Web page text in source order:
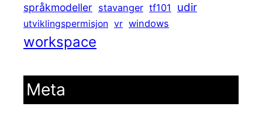
språkmodeller stavanger tf101 udir
utviklingspermisjon vr windows
workspace
Meta